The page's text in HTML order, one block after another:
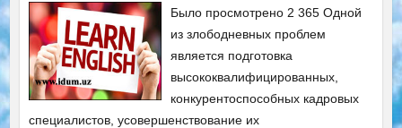
Было просмотрено 2 365 Одной
из злободневных проблем
является подготовка
высококвалифицированных,
конкурентоспособных кадровых
специалистов, усовершенствование их